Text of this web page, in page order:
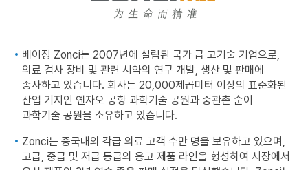
베이징 Zonci는 2007년에 설립된 국가 급 고기술 기업으로,
의료 검사 장비 및 관련 시약의 연구 개발, 생산 및 판매에
종사하고 있습니다. 회사는 20,000제곱미터 이상의 표준화된
산업 기지인 옌자오 공항 과학기술 공원과 중관촌 순이
과학기술 공원을 소유하고 있습니다.
Zonci는 중국내외 각급 의료 고객 수만 명을 보유하고 있으며,
고급, 중급 및 저급 등급의 응고 제품 라인을 형성하여 시장에서